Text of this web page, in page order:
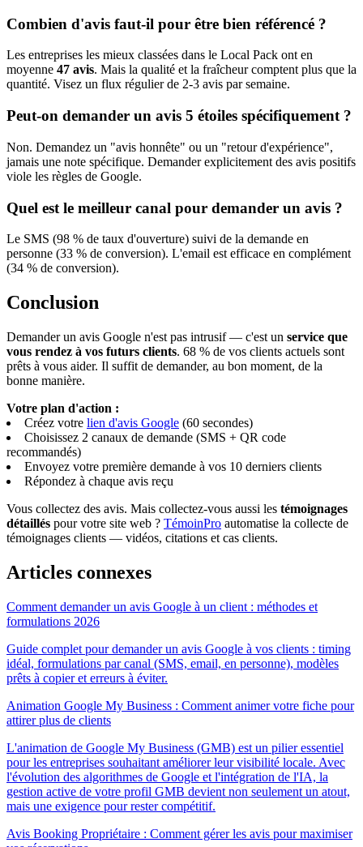
Combien d'avis faut-il pour être bien référencé ?
Les entreprises les mieux classées dans le Local Pack ont en
moyenne 47 avis. Mais la qualité et la fraîcheur comptent plus que la
quantité. Visez un flux régulier de 2-3 avis par semaine.
Peut-on demander un avis 5 étoiles spécifiquement ?
Non. Demandez un "avis honnête" ou un "retour d'expérience",
jamais une note spécifique. Demander explicitement des avis positifs
viole les règles de Google.
Quel est le meilleur canal pour demander un avis ?
Le SMS (98 % de taux d'ouverture) suivi de la demande en
personne (33 % de conversion). L'email est efficace en complément
(34 % de conversion).
Conclusion
Demander un avis Google n'est pas intrusif — c'est un service que
vous rendez à vos futurs clients. 68 % de vos clients actuels sont
prêts à vous aider. Il suffit de demander, au bon moment, de la
bonne manière.
Votre plan d'action :
Créez votre lien d'avis Google (60 secondes)
Choisissez 2 canaux de demande (SMS + QR code
recommandés)
Envoyez votre première demande à vos 10 derniers clients
Répondez à chaque avis reçu
Vous collectez des avis. Mais collectez-vous aussi les témoignages
détaillés pour votre site web ? TémoinPro automatise la collecte de
témoignages clients — vidéos, citations et cas clients.
Articles connexes
Comment demander un avis Google à un client : méthodes et
formulations 2026
Guide complet pour demander un avis Google à vos clients : timing
idéal, formulations par canal (SMS, email, en personne), modèles
prêts à copier et erreurs à éviter.
Animation Google My Business : Comment animer votre fiche pour
attirer plus de clients
L'animation de Google My Business (GMB) est un pilier essentiel
pour les entreprises souhaitant améliorer leur visibilité locale. Avec
l'évolution des algorithmes de Google et l'intégration de l'IA, la
gestion active de votre profil GMB devient non seulement un atout,
mais une exigence pour rester compétitif.
Avis Booking Propriétaire : Comment gérer les avis pour maximiser